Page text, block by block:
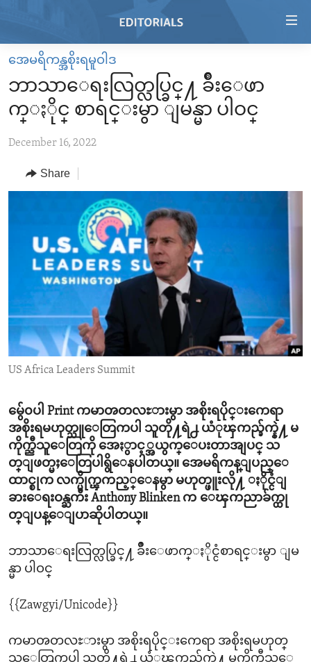
Skip
main
content
Skip
to
Navigation
Skip
HOME
RADIO
REGIONS
AFRICA
EUROPE
MIDDLE EAST
TOPICS
HUMAN RIGHTS
SECURITY AND DEFENSE
AID AND DEVELOPMENT
DEMOCRACY AND GOVERNANCE
ECONOMY AND TRADE
ENVIRONMENT AND HEALTH
IDEALS AND INSTITUTIONS
FOLLOW US
အေမရိကန္အစိုးရမူဝါဒ
ဘာသာေရးလြတ္လပ္ခြင္႔ ခ်ိဳးေဖာ
က္ႏိုင္ စာရင္းမွာ ျမန္မာ ပါဝင္
December 16, 2022
Share
US Africa Leaders Summit
မွ်ေ၀ပါ Print ကမာၻတလႊားမွာ အစိုးရပိုင္းကေရာ
အစိုးရမဟုတ္သူေတြကပါ သူတို႔ရဲ႕ ယံုၾကည္ခ်က္နဲ႔ မ
ကိုက္ညီသူေတြကို အေႏွာင့္အယွက္ေပးတာအျပင္ သ
တ္ျဖတ္မႈေတြပါရွိေနပါတယ္။ အေမရိကန္ျပည္ေ
ထာင္စုက လက္ပိုက္ၾကည့္ေနမွာ မဟုတ္ဖူးလို႔ ႏိုင္ငံျ
ခားေရးဝန္ႀကီး Anthony Blinken က ေၾကညာခ်က္ထု
တ္ျပန္ေျပာဆိုပါတယ္။
ဘာသာေရးလြတ္လပ္ခြင္႔ ခ်ိဳးေဖာက္ႏိုင္ငံစာရင္းမွာ ျမ
န္မာ ပါဝင္
{{Zawgyi/Unicode}}
ကမာၻတလႊားမွာ အစိုးရပိုင္းကေရာ အစိုးရမဟုတ္
သူေတြကပါ သူတို႔ရဲ႕ ယံုၾကည္ခ်က္နဲ႔ မကိုက္ညီသူေ